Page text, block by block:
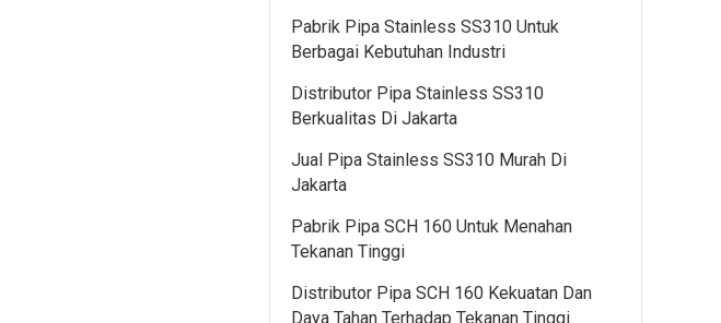
Pabrik Pipa Stainless SS310 Untuk
Berbagai Kebutuhan Industri
Distributor Pipa Stainless SS310
Berkualitas Di Jakarta
Jual Pipa Stainless SS310 Murah Di
Jakarta
Pabrik Pipa SCH 160 Untuk Menahan
Tekanan Tinggi
Distributor Pipa SCH 160 Kekuatan Dan
Daya Tahan Terhadap Tekanan Tinggi